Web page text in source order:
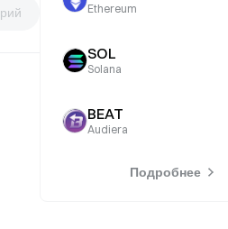
Ethereum
SOL
Solana
BEAT
Audiera
Подробнее